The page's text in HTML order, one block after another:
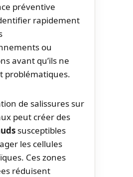
préventive
rapidement
ou
avant qu’ils ne
problématiques.
de salissures sur
peut créer des
susceptibles
les cellules
Ces zones
réduisent